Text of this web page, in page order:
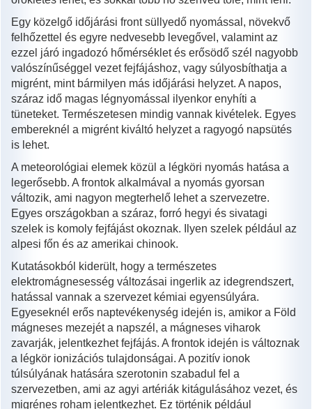
Egy közelgő időjárási front süllyedő nyomással, növekvő
felhőzettel és egyre nedvesebb levegővel, valamint az
ezzel járó ingadozó hőmérséklet és erősödő szél nagyobb
valószínűséggel vezet fejfájáshoz, vagy súlyosbíthatja a
migrént, mint bármilyen más időjárási helyzet. A napos,
száraz idő magas légnyomással ilyenkor enyhíti a
tüneteket. Természetesen mindig vannak kivételek. Egyes
embereknél a migrént kiváltó helyzet a ragyogó napsütés
is lehet.
A meteorológiai elemek közül a légköri nyomás hatása a
legerősebb. A frontok alkalmával a nyomás gyorsan
változik, ami nagyon megterhelő lehet a szervezetre.
Egyes országokban a száraz, forró hegyi és sivatagi
szelek is komoly fejfájást okoznak. Ilyen szelek például az
alpesi főn és az amerikai chinook.
Kutatásokból kiderült, hogy a természetes
elektromágnesesség változásai ingerlik az idegrendszert,
hatással vannak a szervezet kémiai egyensúlyára.
Egyeseknél erős naptevékenység idején is, amikor a Föld
mágneses mezejét a napszél, a mágneses viharok
zavarják, jelentkezhet fejfájás. A frontok idején is változnak
a légkör ionizációs tulajdonságai. A pozitív ionok
túlsúlyának hatására szerotonin szabadul fel a
szervezetben, ami az agyi artériák kitágulásához vezet, és
migrénes roham jelentkezhet. Ez történik például